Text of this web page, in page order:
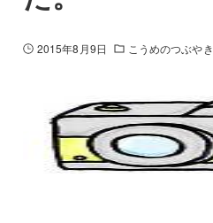
2015年8月9日 こうめのつぶやき